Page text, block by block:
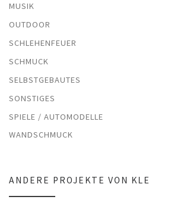
MUSIK
OUTDOOR
SCHLEHENFEUER
SCHMUCK
SELBSTGEBAUTES
SONSTIGES
SPIELE / AUTOMODELLE
WANDSCHMUCK
ANDERE PROJEKTE VON KLE